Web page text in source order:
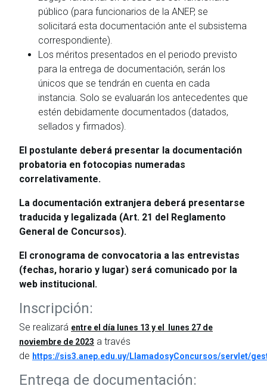
público (para funcionarios de la ANEP, se
solicitará esta documentación ante el subsistema
correspondiente).
Los méritos presentados en el periodo previsto
para la entrega de documentación, serán los
únicos que se tendrán en cuenta en cada
instancia. Solo se evaluarán los antecedentes que
estén debidamente documentados (datados,
sellados y firmados).
El postulante deberá presentar la documentación
probatoria en fotocopias numeradas
correlativamente.
La documentación extranjera deberá presentarse
traducida y legalizada (Art. 21 del Reglamento
General de Concursos).
El cronograma de convocatoria a las entrevistas
(fechas, horario y lugar) será comunicado por la
web institucional.
Inscripción:
Se realizará entre el día lunes 13 y el lunes 27 de
noviembre de 2023 a través
de https://sis3.anep.edu.uy/LlamadosyConcursos/servlet/
Entrega de documentación: